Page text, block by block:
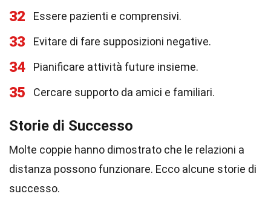
32 Essere pazienti e comprensivi.
33 Evitare di fare supposizioni negative.
34 Pianificare attività future insieme.
35 Cercare supporto da amici e familiari.
Storie di Successo
Molte coppie hanno dimostrato che le relazioni a
distanza possono funzionare. Ecco alcune storie di
successo.